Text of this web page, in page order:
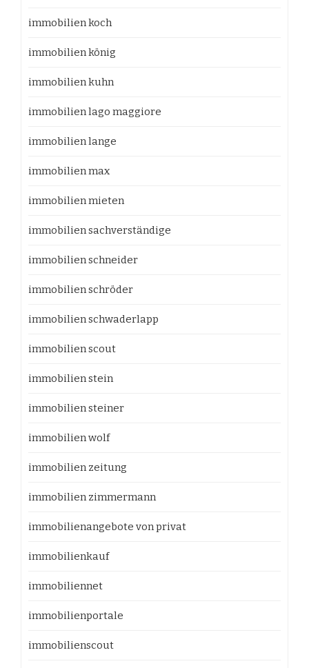
immobilien koch
immobilien könig
immobilien kuhn
immobilien lago maggiore
immobilien lange
immobilien max
immobilien mieten
immobilien sachverständige
immobilien schneider
immobilien schröder
immobilien schwaderlapp
immobilien scout
immobilien stein
immobilien steiner
immobilien wolf
immobilien zeitung
immobilien zimmermann
immobilienangebote von privat
immobilienkauf
immobiliennet
immobilienportale
immobilienscout